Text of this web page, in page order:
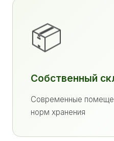
📦
Собственный
Современные
норм хранения